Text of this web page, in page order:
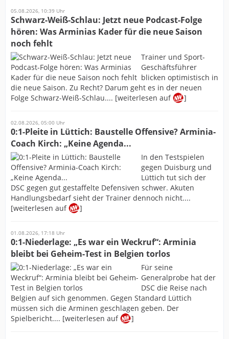
05.08.2026, 10:39 Uhr
Schwarz-Weiß-Schlau: Jetzt neue Podcast-Folge
hören: Was Arminias Kader für die neue Saison
noch fehlt
Trainer und Sport-
Geschäftsführer
blicken optimistisch in
die neue Saison. Zu Recht? Darum geht es in der neuen
Folge Schwarz-Weiß-Schlau.... [weiterlesen auf
]
02.08.2026, 05:00 Uhr
0:1-Pleite in Lüttich: Baustelle Offensive? Arminia-
Coach Kirch: „Keine Agenda...
In den Testspielen
gegen Duisburg und
Lüttich tut sich der
DSC gegen gut gestaffelte Defensiven schwer. Akuten
Handlungsbedarf sieht der Trainer dennoch nicht....
[weiterlesen auf
]
01.08.2026, 17:18 Uhr
0:1-Niederlage: „Es war ein Weckruf“: Arminia
bleibt bei Geheim-Test in Belgien torlos
Für seine
Generalprobe hat der
DSC die Reise nach
Belgien auf sich genommen. Gegen Standard Lüttich
müssen sich die Arminen geschlagen geben. Der
Spielbericht.... [weiterlesen auf
]